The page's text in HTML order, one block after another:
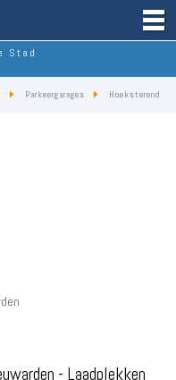
Stad
Parkeergarages Hoeksterend
- Laadplekken